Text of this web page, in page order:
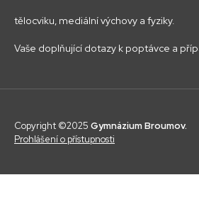
tělocviku, mediální výchovy a fyziky.
Vaše doplňující dotazy k poptávce a
Copyright ©2025 Gymnázium Broumov.
Prohlášení o přístupnosti